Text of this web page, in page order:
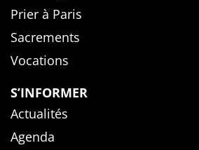
Prier à Paris
Sacrements
Vocations
S’INFORMER
Actualités
Agenda